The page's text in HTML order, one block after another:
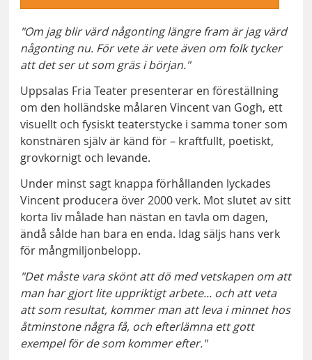
"Om jag blir värd någonting längre fram är jag värd
någonting nu. För vete är vete även om folk tycker
att det ser ut som gräs i början."
Uppsalas Fria Teater presenterar en föreställning
om den holländske målaren Vincent van Gogh, ett
visuellt och fysiskt teaterstycke i samma toner som
konstnären själv är känd för – kraftfullt, poetiskt,
grovkornigt och levande.
Under minst sagt knappa förhållanden lyckades
Vincent producera över 2000 verk. Mot slutet av sitt
korta liv målade han nästan en tavla om dagen,
ändå sålde han bara en enda. Idag säljs hans verk
för mångmiljonbelopp.
"Det måste vara skönt att dö med vetskapen om att
man har gjort lite uppriktigt arbete... och att veta
att som resultat, kommer man att leva i minnet hos
åtminstone några få, och efterlämna ett gott
exempel för de som kommer efter."